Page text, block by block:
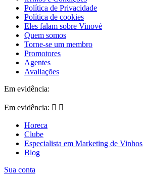
Política de Privacidade
Política de cookies
Eles falam sobre Vinové
Quem somos
Torne-se um membro
Promotores
Agentes
Avaliações
Em evidência:
Em evidência:  
Horeca
Clube
Especialista em Marketing de Vinhos
Blog
Sua conta